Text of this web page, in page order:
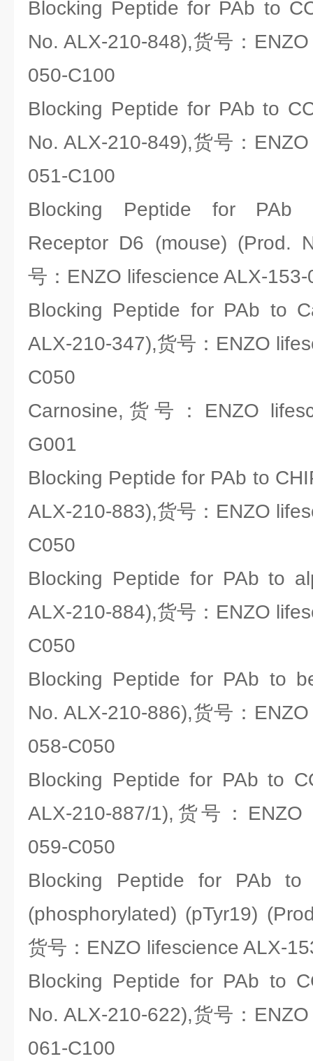
Blocking Peptide for PAb to
No. ALX-210-848),货号：
050-C100
Blocking Peptide for PAb to
No. ALX-210-849),货号：
051-C100
Blocking Peptide for PAb
Receptor D6 (mouse) (Prod.
号：ENZO lifescience ALX-
Blocking Peptide for PAb to
ALX-210-347),货号：ENZO
C050
Carnosine,货号：ENZO
G001
Blocking Peptide for PAb to
ALX-210-883),货号：ENZO
C050
Blocking Peptide for PAb to
ALX-210-884),货号：ENZO
C050
Blocking Peptide for PAb to
No. ALX-210-886),货号：
058-C050
Blocking Peptide for PAb to
ALX-210-887/1),货号：ENZO
059-C050
Blocking Peptide for PAb to
(phosphorylated) (pTyr19)
货号：ENZO lifescience ALX-
Blocking Peptide for PAb to
No. ALX-210-622),货号：
061-C100